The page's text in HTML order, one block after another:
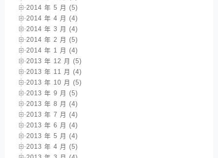
2014 年 5 月 (5)
2014 年 4 月 (4)
2014 年 3 月 (4)
2014 年 2 月 (5)
2014 年 1 月 (4)
2013 年 12 月 (5)
2013 年 11 月 (4)
2013 年 10 月 (5)
2013 年 9 月 (5)
2013 年 8 月 (4)
2013 年 7 月 (4)
2013 年 6 月 (4)
2013 年 5 月 (4)
2013 年 4 月 (5)